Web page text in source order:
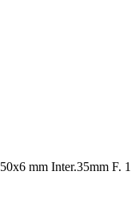
mm Inter.35mm F.